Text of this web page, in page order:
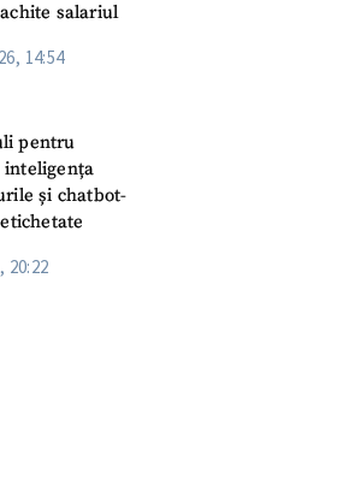
salariul
14:54
pentru
inteligența
și chatbot-
20:22